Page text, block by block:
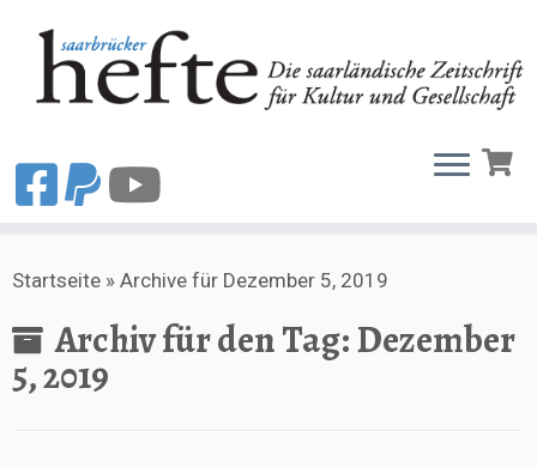
Inhalt
Startseite » Archive für Dezember 5, 2019
Archiv für den Tag:Dezember
5, 2019